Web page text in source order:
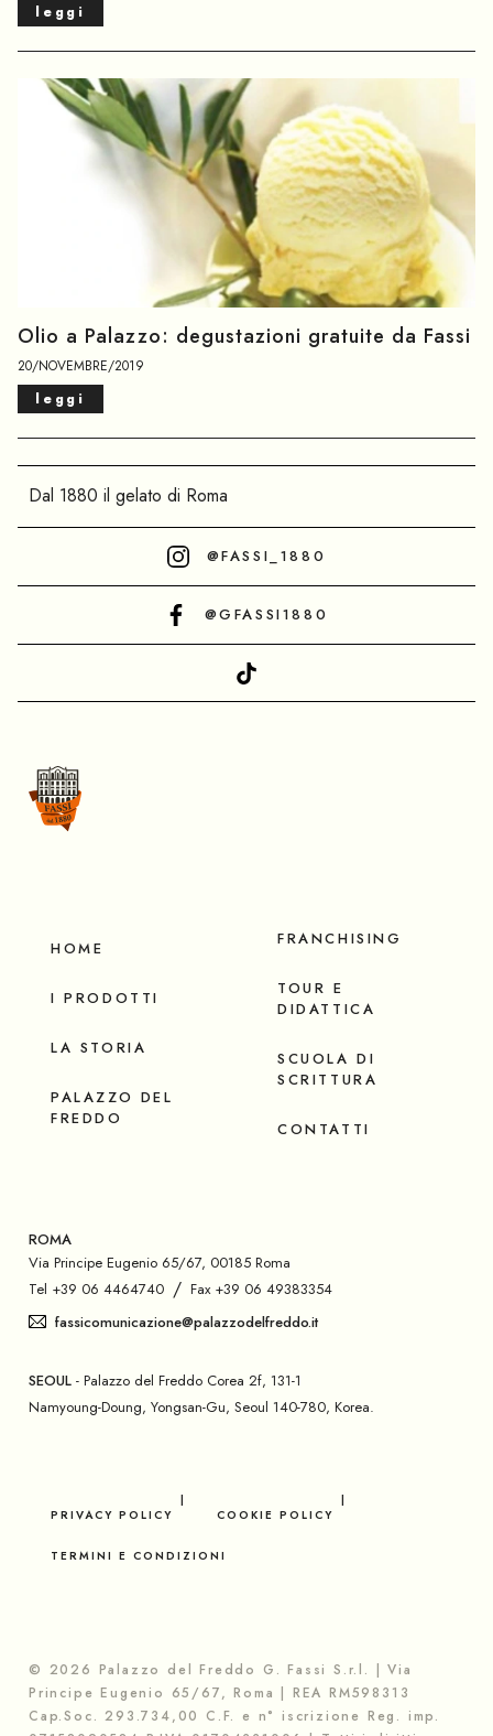
leggi
Olio a Palazzo: degustazioni gratuite da Fassi
20/NOVEMBRE/2019
leggi
Dal 1880 il gelato di Roma
@FASSI_1880
@GFASSI1880
HOME
I PRODOTTI
LA STORIA
PALAZZO DEL
FREDDO
FRANCHISING
TOUR E
DIDATTICA
SCUOLA DI
SCRITTURA
CONTATTI
ROMA
Via Principe Eugenio 65/67, 00185 Roma
Tel +39 06 4464740 / Fax +39 06 49383354
fassicomunicazione@palazzodelfreddo.it
SEOUL - Palazzo del Freddo Corea 2f, 131-1
Namyoung-Doung, Yongsan-Gu, Seoul 140-780, Korea.
PRIVACY POLICY COOKIE POLICY
TERMINI E CONDIZIONI
© 2026 Palazzo del Freddo G. Fassi S.r.l. | Via
Principe Eugenio 65/67, Roma | REA RM598313
Cap.Soc. 293.734,00 C.F. e n° iscrizione Reg. imp.